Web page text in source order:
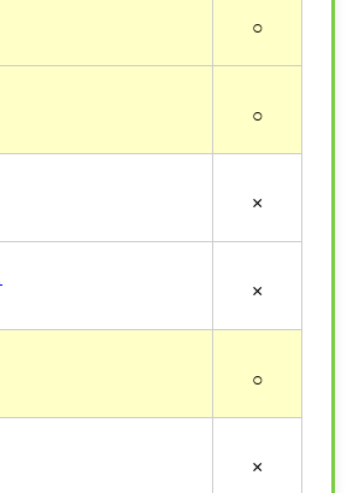
○
○
×
×
○
×